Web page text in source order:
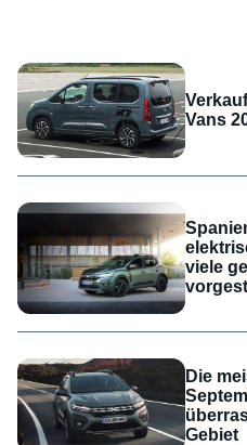
Vans
viele
Die
Gebiet